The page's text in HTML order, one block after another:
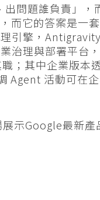
問題誰負責」，
而它的答案是一
引擎，
治理與部署平台
；其中企業版本
Agent 活動可在